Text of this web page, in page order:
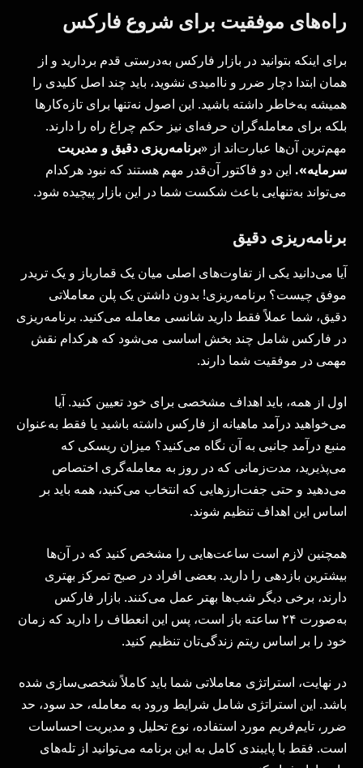
راه‌های موفقیت برای شروع فارکس
برای اینکه بتوانید در بازار فارکس به‌درستی قدم بردارید و از
همان ابتدا دچار ضرر و ناامیدی نشوید، باید چند اصل کلیدی را
همیشه به‌خاطر داشته باشید. این اصول نه‌تنها برای تازه‌کارها
بلکه برای معامله‌گران حرفه‌ای نیز حکم چراغ راه را دارند.
مهم‌ترین آن‌ها عبارت‌اند از «برنامه‌ریزی دقیق و مدیریت
سرمایه». این دو فاکتور آن‌قدر مهم هستند که نبود هرکدام
می‌تواند به‌تنهایی باعث شکست شما در این بازار پیچیده شود.
برنامه‌ریزی دقیق
آیا می‌دانید یکی از تفاوت‌های اصلی میان یک قمارباز و یک تریدر
موفق چیست؟ برنامه‌ریزی! بدون داشتن یک پلن معاملاتی
دقیق، شما عملاً فقط دارید شانسی معامله می‌کنید. برنامه‌ریزی
در فارکس شامل چند بخش اساسی می‌شود که هرکدام نقش
مهمی در موفقیت شما دارند.
اول از همه، باید اهداف مشخصی برای خود تعیین کنید. آیا
می‌خواهید درآمد ماهیانه از فارکس داشته باشید یا فقط به‌عنوان
منبع درآمد جانبی به آن نگاه می‌کنید؟ میزان ریسکی که
می‌پذیرید، مدت‌زمانی که در روز به معامله‌گری اختصاص
می‌دهید و حتی جفت‌ارزهایی که انتخاب می‌کنید، همه باید بر
اساس این اهداف تنظیم شوند.
همچنین لازم است ساعت‌هایی را مشخص کنید که در آن‌ها
بیشترین بازدهی را دارید. بعضی افراد در صبح تمرکز بهتری
دارند، برخی دیگر شب‌ها بهتر عمل می‌کنند. بازار فارکس
به‌صورت ۲۴ ساعته باز است، پس این انعطاف را دارید که زمان
خود را بر اساس ریتم زندگی‌تان تنظیم کنید.
در نهایت، استراتژی معاملاتی شما باید کاملاً شخصی‌سازی شده
باشد. این استراتژی شامل شرایط ورود به معامله، حد سود، حد
ضرر، تایم‌فریم مورد استفاده، نوع تحلیل و مدیریت احساسات
است. فقط با پایبندی کامل به این برنامه می‌توانید از تله‌های